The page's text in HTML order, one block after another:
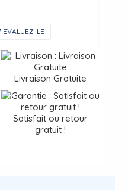
EVALUEZ-LE
Livraison Gratuite
Satisfait ou retour
gratuit !